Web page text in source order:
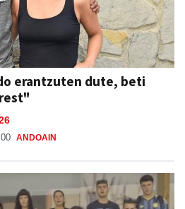
erantzuten dute, beti
ANDOAIN